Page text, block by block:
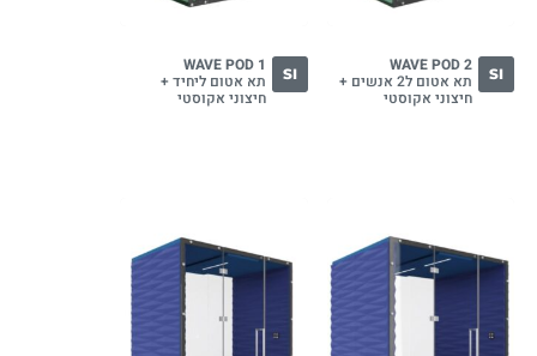
SI
WAVE POD 2
תא אטום ל2 אנשים +
חיצוני אקוסטי
SI
WAVE POD 1
תא אטום ליחיד +
חיצוני אקוסטי